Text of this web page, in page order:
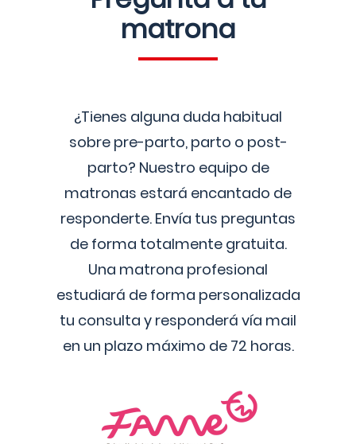
matrona
¿Tienes alguna duda habitual
sobre pre-parto, parto o post-
parto? Nuestro equipo de
matronas estará encantado de
responderte. Envía tus preguntas
de forma totalmente gratuita.
Una matrona profesional
estudiará de forma personalizada
tu consulta y responderá vía mail
en un plazo máximo de 72 horas.